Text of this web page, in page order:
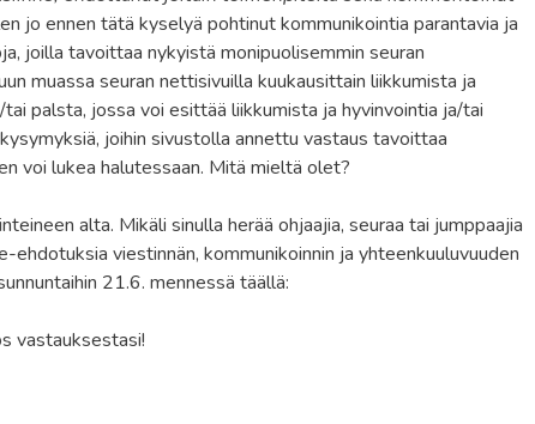
jo ennen tätä kyselyä pohtinut kommunikointia parantavia ja
joilla tavoittaa nykyistä monipuolisemmin seuran
muassa seuran nettisivuilla kuukausittain liikkumista ja
palsta, jossa voi esittää liikkumista ja hyvinvointia ja/tai
joihin sivustolla annettu vastaus tavoittaa
voi lukea halutessaan. Mitä mieltä olet?
alta. Mikäli sinulla herää ohjaajia, seuraa tai jumppaajia
viestinnän, kommunikoinnin ja yhteenkuuluvuuden
21.6. mennessä täällä:
vastauksestasi!